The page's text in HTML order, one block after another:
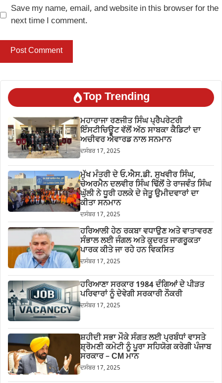
Save my name, email, and website in this browser for the
next time I comment.
Top Trending
ਮਹਾਰਾਜਾ ਰਣਜੀਤ ਸਿੰਘ ਪ੍ਰੈਪਰੇਟਰੀ
ਇੰਸਟੀਚਿਊਟ ਵੱਲੋਂ ਅੱਠ ਸਾਬਕਾ ਕੈਡਿਟਾਂ ਦਾ
ਅਚੀਵਰ ਐਵਾਰਡ ਨਾਲ ਸਨਮਾਨ
ਦਸੰਬਰ 17, 2025
ਮੁੱਖ ਮੰਤਰੀ ਦੇ ਓ.ਐਸ.ਡੀ. ਸੁਖਵੀਰ ਸਿੰਘ,
ਚੇਅਰਮੈਨ ਦਲਵੀਰ ਸਿੰਘ ਢਿੱਲੋਂ ਤੇ ਰਾਜਵੰਤ ਸਿੰਘ
ਘੁੱਲੀ ਨੇ ਧੂਰੀ ਹਲਕੇ ਦੇ ਜੇਤੂ ਉਮੀਦਵਾਰਾਂ ਦਾ
ਕੀਤਾ ਸਨਮਾਨ
ਦਸੰਬਰ 17, 2025
ਹਰਿਆਲੀ ਹੇਠ ਰਕਬਾ ਵਧਾਉਣ ਅਤੇ ਵਾਤਾਵਰਣ
ਸੰਭਾਲ ਲਈ ਜੰਗਲ ਅਤੇ ਕੁਦਰਤ ਜਾਗਰੂਕਤਾ
ਪਾਰਕ ਕੀਤੇ ਜਾ ਰਹੇ ਹਨ ਵਿਕਸਿਤ
ਦਸੰਬਰ 17, 2025
ਹਰਿਆਣਾ ਸਰਕਾਰ 1984 ਦੰਗਿਆਂ ਦੇ ਪੀੜਤ
ਪਰਿਵਾਰਾਂ ਨੂੰ ਦੇਵੇਗੀ ਸਰਕਾਰੀ ਨੌਕਰੀ
ਦਸੰਬਰ 17, 2025
ਸ਼ਹੀਦੀ ਸਭਾ ਮੌਕੇ ਸੰਗਤ ਲਈ ਪ੍ਰਬੰਧਾਂ ਵਾਸਤੇ
ਸ਼੍ਰੋਮਣੀ ਕਮੇਟੀ ਨੂੰ ਪੂਰਾ ਸਹਿਯੋਗ ਕਰੇਗੀ ਪੰਜਾਬ
ਸਰਕਾਰ – CM ਮਾਨ
ਦਸੰਬਰ 17, 2025